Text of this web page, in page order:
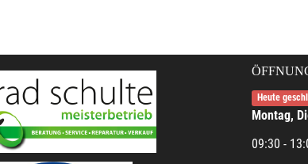
Heute
Montag,
09:30 -